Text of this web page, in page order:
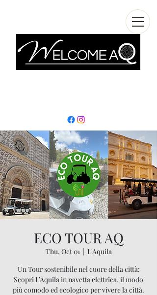
ECO TOUR AQ
Thu, Oct 01
  |
L'Aquila
Un Tour sostenibile nel cuore della città:
Scopri L’Aquila in navetta elettrica, il modo
più comodo ed ecologico per vivere la città.